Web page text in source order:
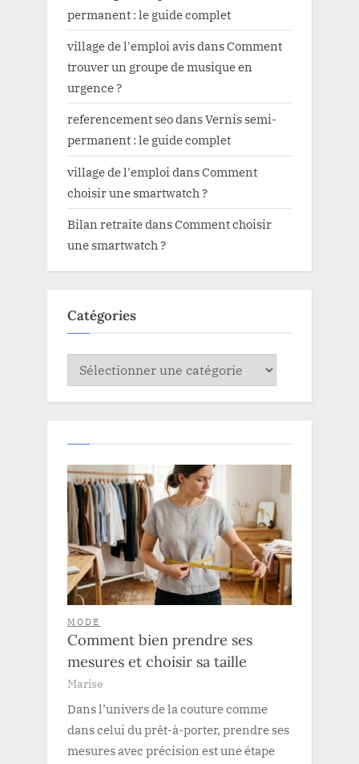
permanent : le guide complet
village de l'emploi avisdansComment
trouver un groupe de musique en
urgence ?
referencement seodansVernis semi-
permanent : le guide complet
village de l'emploi dansComment
choisir une smartwatch ?
Bilan retraitedansComment choisir
une smartwatch ?
Catégories
Catégories
MODE
Comment bien prendre ses
mesures et choisir sa taille
Marise
Dans l’univers de la couture comme
dans celui du prêt-à-porter, prendre ses
mesures avec précision est une étape